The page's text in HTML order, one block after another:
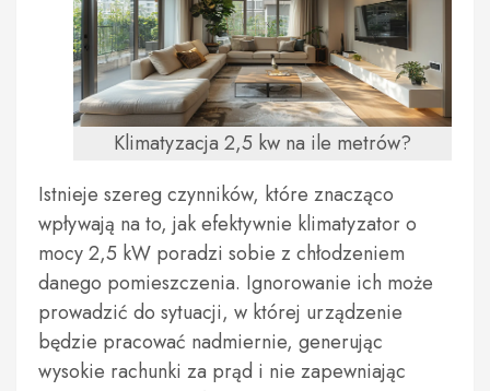
Klimatyzacja 2,5 kw na ile metrów?
Istnieje szereg czynników, które znacząco
wpływają na to, jak efektywnie klimatyzator o
mocy 2,5 kW poradzi sobie z chłodzeniem
danego pomieszczenia. Ignorowanie ich może
prowadzić do sytuacji, w której urządzenie
będzie pracować nadmiernie, generując
wysokie rachunki za prąd i nie zapewniając